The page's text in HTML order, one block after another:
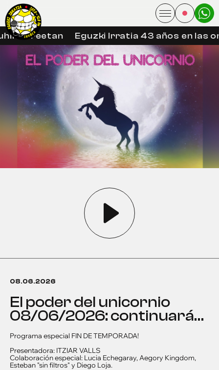
libreetan Eguzki Irratia 43 años en las
08.06.2026
el poder del unicornio
08/06/2026: continuará…
Programa especial FIN DE TEMPORADA!
Presentadora: ITZIAR VALLS
Colaboración especial: Lucia Echegaray, Aegory Kingdom,
Esteban "sin filtros" y Diego Loja.